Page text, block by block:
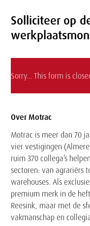
Solliciteer op
Formulier
Statusbericht
Sorry… This form is
Tekst
Over Motrac
Motrac is meer dan 70
vier vestigingen
ruim 370 collega’s
sectoren: van agrariërs
warehouses. Als
premium merk in de
Reesink, maar met de
vakmanschap en